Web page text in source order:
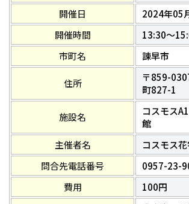
開催日
2024年05
開催時間
13:30～
市町名
諫早市
住所
〒859-
町827-1
施設名
コスモス
館
主催者名
コスモス
問合先電話番号
0957-23-
費用
100円